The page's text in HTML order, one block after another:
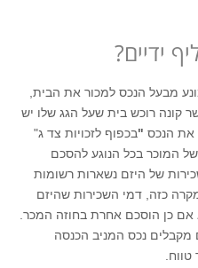
ידיים?
מבעל הנכס למכור את הבית,
קונה רוכש בית שעל הגג שלו יש
את הנכס "בכפוף לזכויות צד ג"
המוכר בכל הנוגע להסכם
של היזם נשארות רשומות
כזה, דמי השכירות שהיזם
אם כן הוסכם אחרת בחוזה המכר.
מקבלים נכס המניב הכנסה